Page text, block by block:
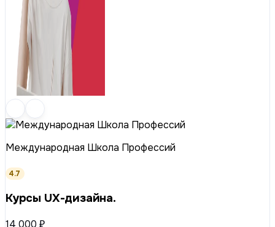
Международная Школа Профессий
4.7
Курсы UX-дизайна.
14 000 ₽